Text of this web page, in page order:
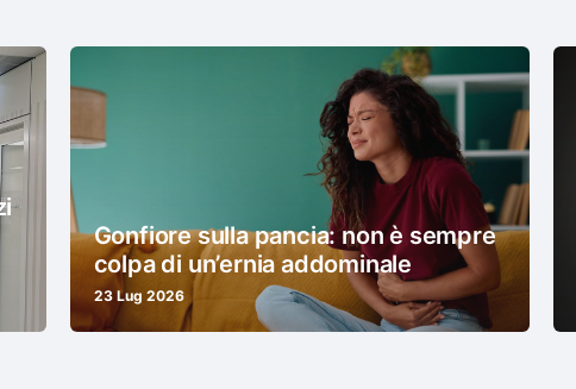
Gonfiore sulla pancia: non è sempre
colpa di un’ernia addominale
23 Lug 2026